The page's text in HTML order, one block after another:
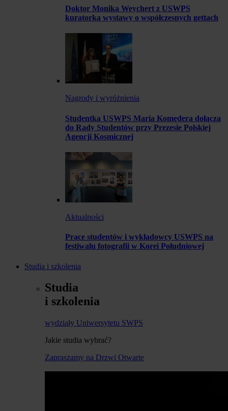
Doktor Monika Weychert z USWPS
kuratorką wystawy o współczesnych gettach
Nagrody i wyróżnienia
Studentka USWPS Maria Komędera dołącza
do Rady Studentów przy Prezesie Polskiej
Agencji Kosmicznej
Aktualności
Prace studentów i wykładowcy USWPS na
festiwalu fotografii w Korei Południowej
Studia i szkolenia
Studia
i szkolenia
wydziały Uniwersytetu SWPS
Jakie studia wybrać?
Zapraszamy na Drzwi Otwarte